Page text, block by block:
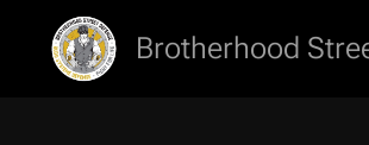
Brotherhood